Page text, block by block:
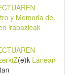
y Memoria del
irabazleak
(e)k Lanean